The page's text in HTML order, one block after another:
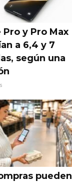
Pro y Pro Max
a 6,4 y 7
según una
pueden